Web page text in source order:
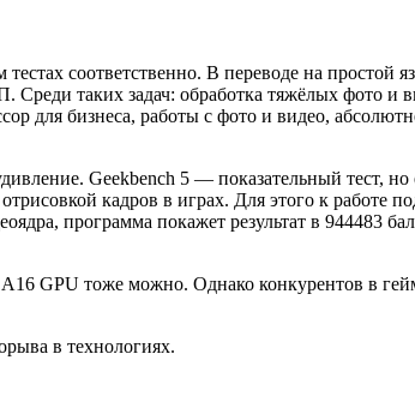
соответственно. В переводе на простой
Среди таких задач: обработка тяжёлых фото и
для бизнеса, работы с фото и видео,
Geekbench 5 — показательный тест, но
кадров в играх. Для этого к работе
программа покажет результат в 944483
GPU тоже можно. Однако конкурентов в
в технологиях.